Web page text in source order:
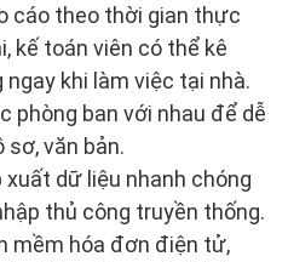
cáo theo thời gian thực
kế toán viên có thể kê
khi làm việc tại nhà.
phòng ban với nhau để dễ
sơ, văn bản.
dữ liệu nhanh chóng
thủ công truyền thống.
mềm hóa đơn điện tử,